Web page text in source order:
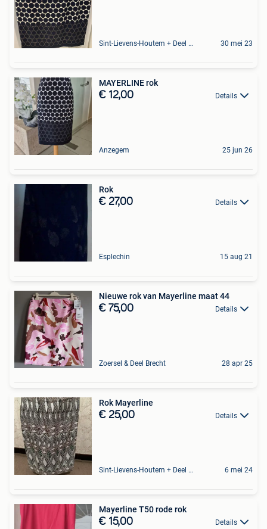
Sint-Lievens-Houtem + Deel Oombergen 30 mei 23
MAYERLINE rok
€ 12,00 Details
Anzegem 25 jun 26
Rok
€ 27,00 Details
Esplechin 15 aug 21
Nieuwe rok van Mayerline maat 44
€ 75,00 Details
Zoersel & Deel Brecht 28 apr 25
Rok Mayerline
€ 25,00 Details
Sint-Lievens-Houtem + Deel Oombergen 6 mei 24
Mayerline T50 rode rok
€ 15,00 Details